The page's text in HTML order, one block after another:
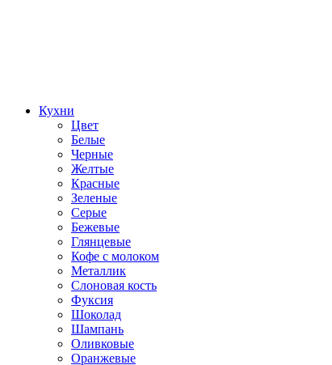
Кухни
Цвет
Белые
Черные
Желтые
Красные
Зеленые
Серые
Бежевые
Глянцевые
Кофе с молоком
Металлик
Слоновая кость
Фуксия
Шоколад
Шампань
Оливковые
Оранжевые